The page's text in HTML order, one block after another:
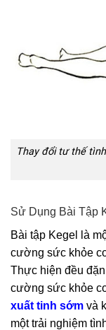
Thay đổi tư thế
Sử Dụng Bài Tập
Bài tập Kegel là
cường sức khỏe
Thực hiện đều
cường sức khỏe
xuất tinh sớm và
một trải nghiệm